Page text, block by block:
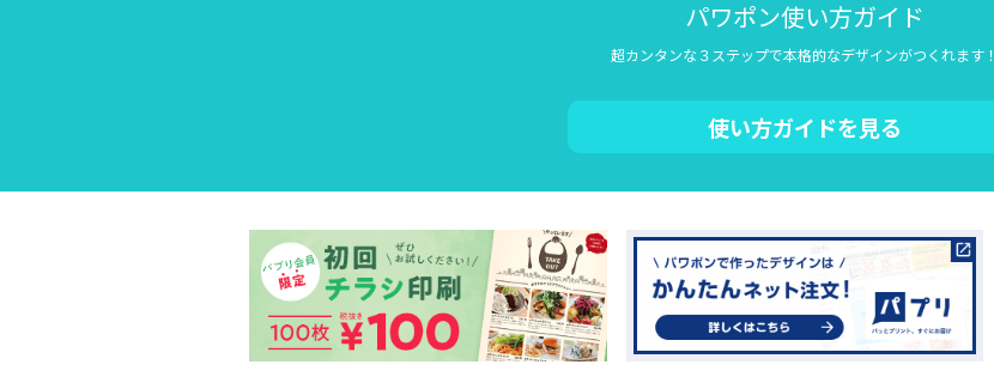
パワポン使い方ガイド
超カンタンな３ステップで本格的なデザインがつくれます！
使い方ガイドを見る